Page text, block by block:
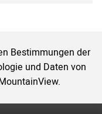
Bestimmungen der
und Daten von